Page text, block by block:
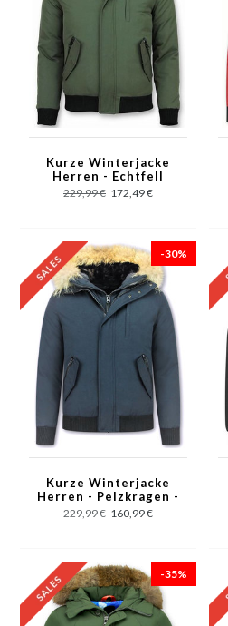
Kurze Winterjacke
Herren - Echtfell
Jacke - Grün
229,99 € 172,49 €
-30%
Kurze Winterjacke
Herren - Pelzkragen -
Echtfell Jacke - Blau
229,99 € 160,99 €
-35%